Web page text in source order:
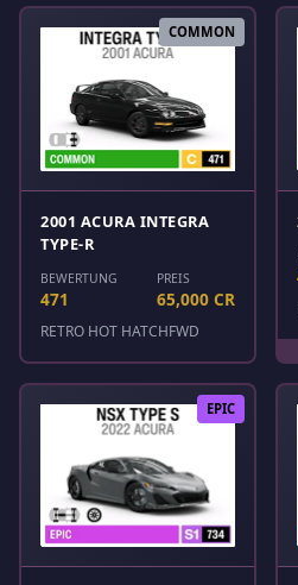
COMMON
2001 ACURA INTEGRA
TYPE-R
BEWERTUNG
471
PREIS
65,000 CR
RETRO HOT HATCHFWD
EPIC